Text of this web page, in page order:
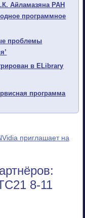
Айламазяна РАН
программное
проблемы
в ELibrary
программа
приглашает на
8-11